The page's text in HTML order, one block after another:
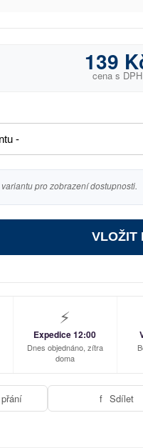
139
cena s DPH
pro zobrazení dostupnosti.
VLOŽIT
⚡
Expedice 12:00
Dnes objednáno, zítra
doma
f Sdílet